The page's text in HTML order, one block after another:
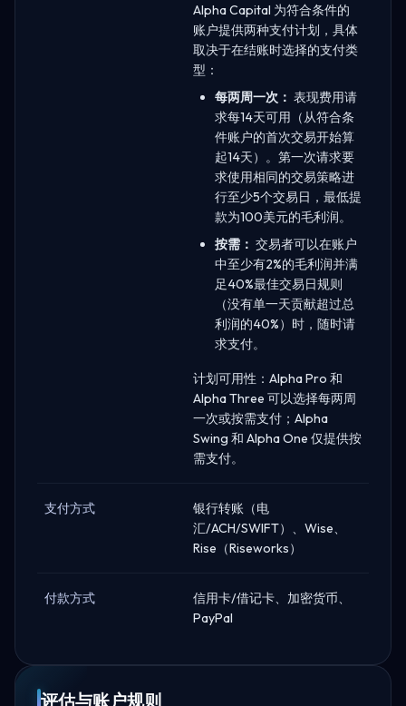
Alpha Capital 为符合条件的
账户提供两种支付计划，具体
取决于在结账时选择的支付类
型：
每两周一次： 表现费用请
求每14天可用（从符合条
件账户的首次交易开始算
起14天）。第一次请求要
求使用相同的交易策略进
行至少5个交易日，最低提
款为100美元的毛利润。
按需： 交易者可以在账户
中至少有2%的毛利润并满
足40%最佳交易日规则
（没有单一天贡献超过总
利润的40%）时，随时请
求支付。
计划可用性：Alpha Pro 和
Alpha Three 可以选择每两周
一次或按需支付；Alpha
Swing 和 Alpha One 仅提供按
需支付。
支付方式
银行转账（电
汇/ACH/SWIFT）、Wise、
Rise（Riseworks）
付款方式
信用卡/借记卡、加密货币、
PayPal
评估与账户规则